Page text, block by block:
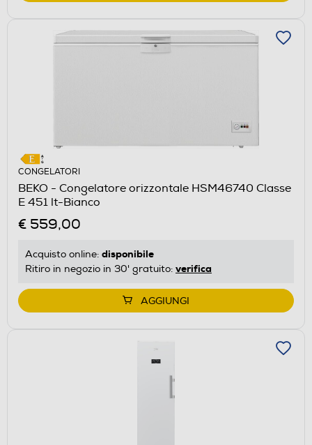
CONGELATORI
BEKO - Congelatore orizzontale HSM46740 Classe
E 451 lt-Bianco
€ 559,00
Acquisto online: disponibile
Ritiro in negozio in 30' gratuito: verifica
AGGIUNGI